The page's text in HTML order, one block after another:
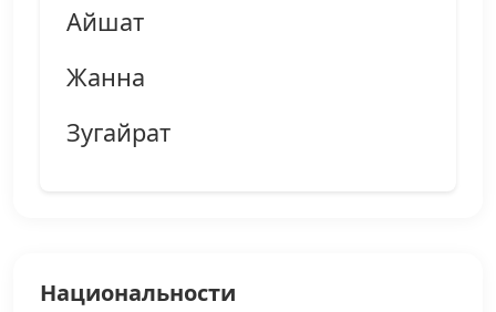
Айшат
Жанна
Зугайрат
Национальности